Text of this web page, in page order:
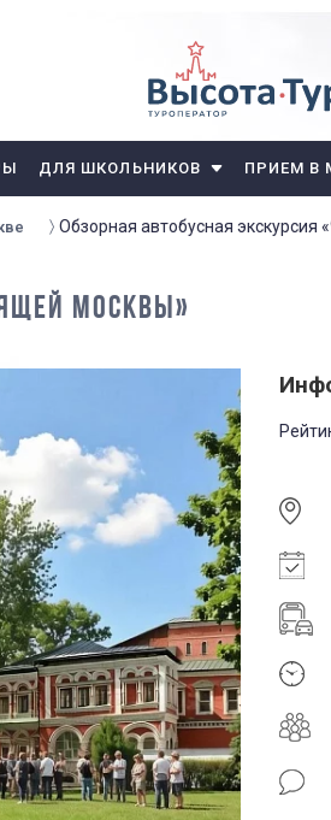
ДЛЯ ШКОЛЬНИКОВ ПРИЕМ В
Обзорная автобусная экскурсия
МОСКВЫ»